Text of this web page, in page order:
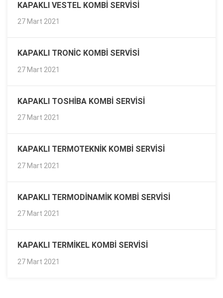
KAPAKLI VESTEL KOMBI SERVISI
27 Mart 2021
KAPAKLI TRONIC KOMBI SERVISI
27 Mart 2021
KAPAKLI TOSHIBA KOMBI SERVISI
27 Mart 2021
KAPAKLI TERMOTEKNIK KOMBI SERVISI
27 Mart 2021
KAPAKLI TERMODINAMIK KOMBI SERVISI
27 Mart 2021
KAPAKLI TERMIKEL KOMBI SERVISI
27 Mart 2021